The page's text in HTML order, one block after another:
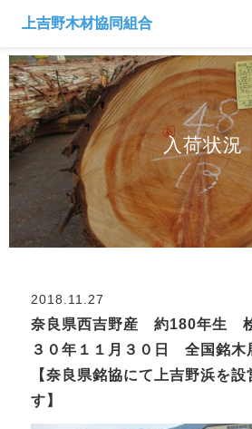
入荷状況
2018.11.27
奈良県西吉野産 約180年生
３０年１１月３０日 全国銘
【奈良県銘協にて上吉野浜を設
す】